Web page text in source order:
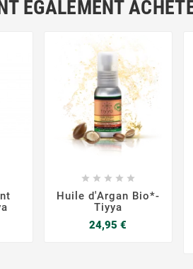
ÉGALEMENT

    
Huile d'Argan Bio*-
Tiyya
24,95 €